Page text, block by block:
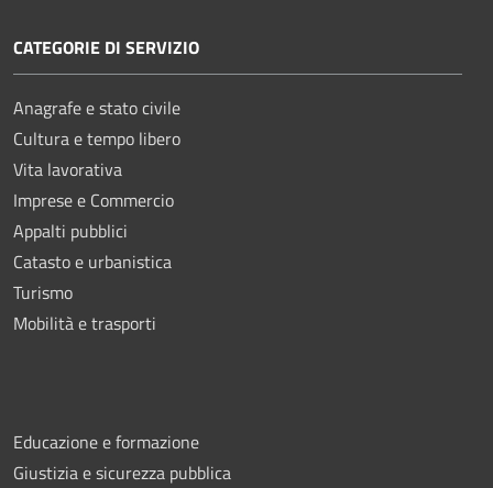
CATEGORIE DI SERVIZIO
Anagrafe e stato civile
Cultura e tempo libero
Vita lavorativa
Imprese e Commercio
Appalti pubblici
Catasto e urbanistica
Turismo
Mobilità e trasporti
Educazione e formazione
Giustizia e sicurezza pubblica